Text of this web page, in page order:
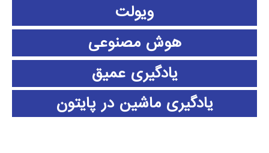
ویولت
هوش مصنوعی
یادگیری عمیق
یادگیری ماشین در پایتون